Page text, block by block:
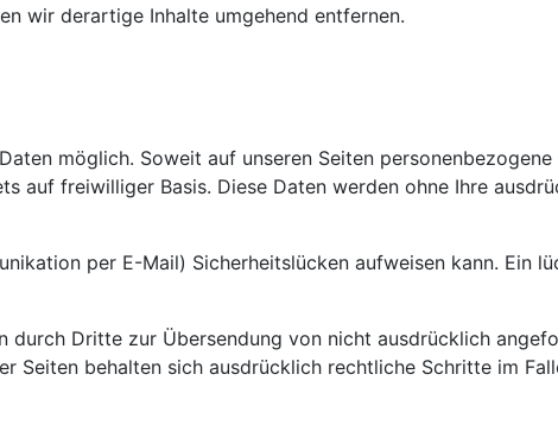
wir derartige Inhalte umgehend entfernen.
möglich. Soweit auf unseren Seiten
freiwilliger Basis. Diese Daten werden ohne Ihre
per E-Mail) Sicherheitslücken aufweisen kann. Ein
Dritte zur Übersendung von nicht ausdrücklich
behalten sich ausdrücklich rechtliche Schritte im